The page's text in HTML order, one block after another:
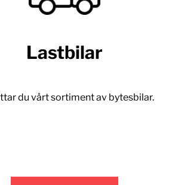
Lastbilar
du vårt sortiment av bytesbilar.